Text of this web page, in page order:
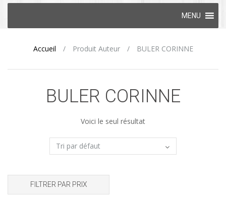
content
MENU
Accueil / Produit Auteur / BULER CORINNE
BULER CORINNE
Voici le seul résultat
FILTRER PAR PRIX